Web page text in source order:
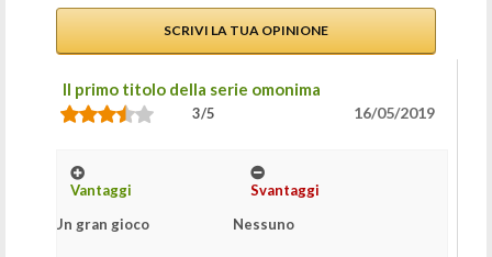
SCRIVI LA TUA OPINIONE
Il primo titolo della serie omonima
3/5 16/05/2019
Vantaggi
Un gran gioco
Svantaggi
Nessuno